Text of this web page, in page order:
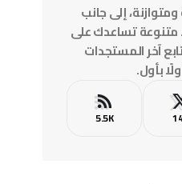
إلى جانب
متنوعة تساعدك على
آخر المستجدات
بأول.
5.5K